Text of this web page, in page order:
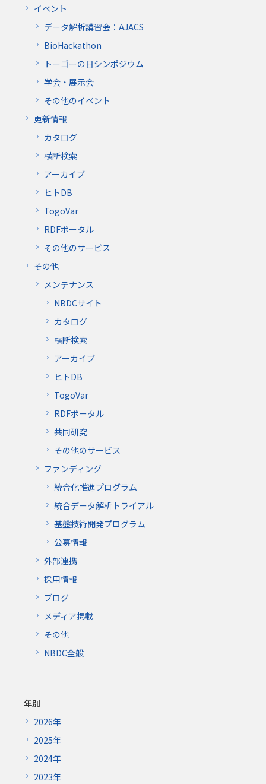
イベント
データ解析講習会：AJACS
BioHackathon
トーゴーの日シンポジウム
学会・展示会
その他のイベント
更新情報
カタログ
横断検索
アーカイブ
ヒトDB
TogoVar
RDFポータル
その他のサービス
その他
メンテナンス
NBDCサイト
カタログ
横断検索
アーカイブ
ヒトDB
TogoVar
RDFポータル
共同研究
その他のサービス
ファンディング
統合化推進プログラム
統合データ解析トライアル
基盤技術開発プログラム
公募情報
外部連携
採用情報
ブログ
メディア掲載
その他
NBDC全般
年別
2026年
2025年
2024年
2023年